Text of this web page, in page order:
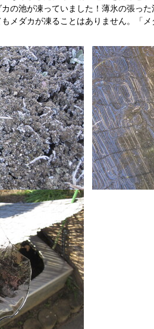
の池が凍っていました！薄氷の張っ
メダカが凍ることはありません。「